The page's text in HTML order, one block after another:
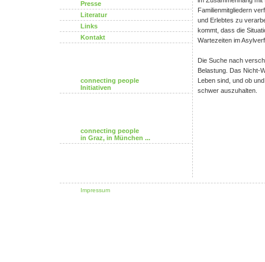
Presse
Literatur
Links
Kontakt
connecting people
Initiativen
connecting people
in Graz, in München ...
Familienmitgliedern
und Erlebtes zu
kommt, dass die
Wartezeiten im
Die Suche nach
Belastung. Das Nicht-
Leben sind, und ob
schwer auszuhalten.
Impressum